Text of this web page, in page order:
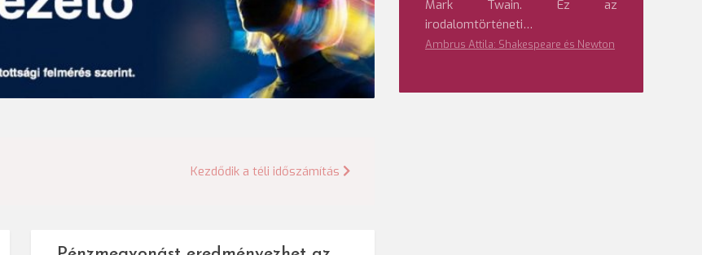
Kezdődik a téli időszámítás
Mark Twain. Ez az
irodalomtörténeti…
Ambrus Attila: Shakespeare és Newton